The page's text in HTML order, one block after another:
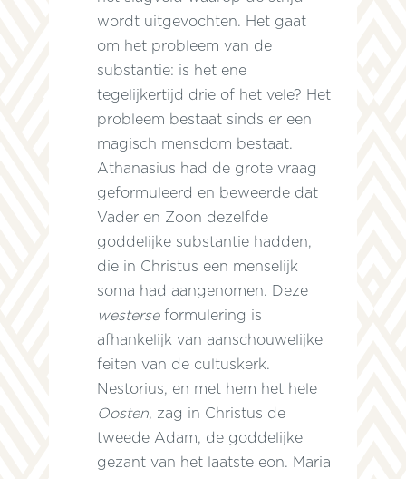
wordt uitgevochten. Het gaat
om het probleem van de
substantie: is het ene
tegelijkertijd drie of het vele? Het
probleem bestaat sinds er een
magisch mensdom bestaat.
Athanasius had de grote vraag
geformuleerd en beweerde dat
Vader en Zoon dezelfde
goddelijke substantie hadden,
die in Christus een menselijk
soma had aangenomen. Deze
westerseformulering is
afhankelijk van aanschouwelijke
feiten van de cultuskerk.
Nestorius, en met hem het hele
Oosten, zag in Christus de
tweede Adam, de goddelijke
gezant van het laatste eon. Maria